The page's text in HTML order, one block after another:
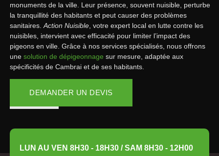
monuments de la ville. Leur présence, souvent nuisible, perturbe
la tranquillité des habitants et peut causer des problèmes
sanitaires. Action Nuisible , votre expert local en lutte contre les
nuisibles, intervient avec efficacité pour limiter l’impact des
pigeons en ville. Grâce à nos services spécialisés, nous offrons
une solution de dépigeonnage sur mesure, adaptée aux
spécificités de Cambrai et de ses habitants.
DEMANDER UN DEVIS
LUN AU VEN 8H30 - 18H30 / SAM 8H30 - 12H00